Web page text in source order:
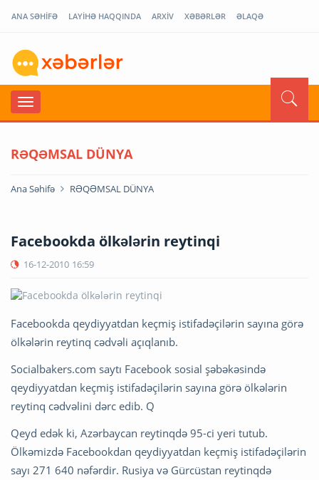
ANA SƏHİFƏ LAYİHƏ HAQQINDA ARXİV XƏBƏRLƏR ƏLAQƏ
RƏQƏMSAL DÜNYA
Ana Səhifə RƏQƏMSAL DÜNYA
Facebookda ölkələrin reytinqi
16-12-2010 16:59
Facebookda qeydiyyatdan keçmiş istifadəçilərin sayına görə
ölkələrin reytinq cədvəli açıqlanıb.
Socialbakers.com saytı Facebook sosial şəbəkəsində
qeydiyyatdan keçmiş istifadəçilərin sayına görə ölkələrin
reytinq cədvəlini dərc edib. Q
Qeyd edək ki, Azərbaycan reytinqdə 95-ci yeri tutub.
Ölkəmizdə Facebookdan qeydiyyatdan keçmiş istifadəçilərin
sayı 271 640 nəfərdir. Rusiya və Gürcüstan reytinqdə